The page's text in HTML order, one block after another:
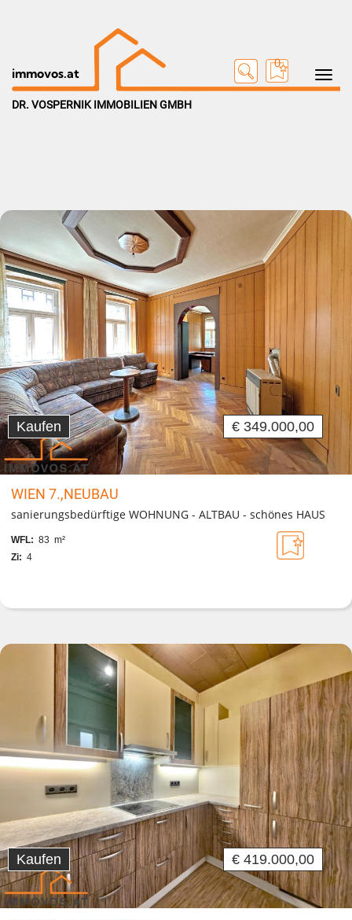
Toggle
immovos.at
0
DR. VOSPERNIK IMMOBILIEN GMBH
Kaufen € 349.000,00
WIEN 7.,NEUBAU
sanierungsbedürftige WOHNUNG - ALTBAU - schönes HAUS
WFL: 83 m²
Zi: 4
Kaufen € 419.000,00